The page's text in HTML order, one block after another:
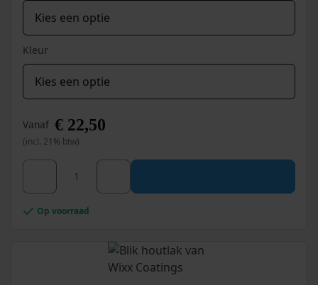
Kleur
Vanaf € 22,50
(incl. 21% btw)
Wixx PRO PU Houtlak Satin aantal
Dit
heeft
meerdere
Op voorraad